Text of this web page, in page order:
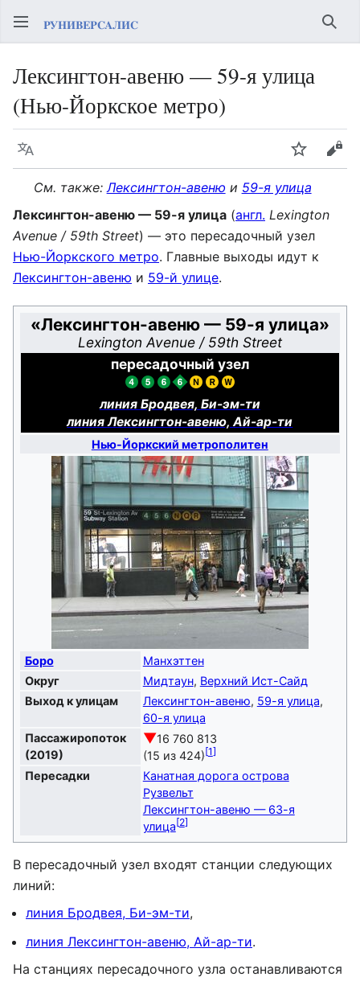
Лексингтон-авеню — 59-я улица
(Нью-Йоркское метро)
Язык Следить
См. также:Лексингтон-авеню и 59-я улица
Лексингтон-авеню — 59-я улица (англ. Lexington
Avenue / 59th Street) — это пересадочный узел
Нью-Йоркского метро. Главные выходы идут к
Лексингтон-авеню и 59-й улице.
«Лексингтон-авеню — 59-я улица»
Lexington Avenue / 59th Street
пересадочный узел
линия Бродвея, Би-эм-ти
линия Лексингтон-авеню,Ай-ар-ти
Нью-Йоркский метрополитен
Боро
Манхэттен
Округ
Мидтаун, Верхний Ист-Сайд
Выход к улицам
Лексингтон-авеню, 59-я улица,
60-я улица
Пассажиропоток
(2019)
▼16 760 813
(15 из 424)[1]
Пересадки
Канатная дорога острова
Рузвельт
Лексингтон-авеню — 63-я
улица[2]
В пересадочный узел входят станции следующих
линий:
линия Бродвея, Би-эм-ти,
линия Лексингтон-авеню, Ай-ар-ти.
На станциях пересадочного узла останавливаются